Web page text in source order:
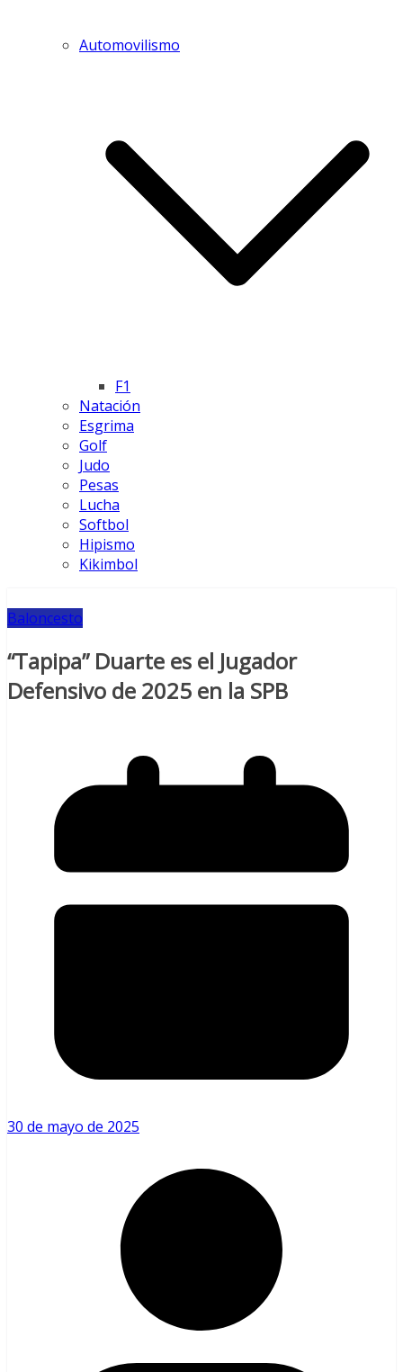
Automovilismo
F1
Natación
Esgrima
Golf
Judo
Pesas
Lucha
Softbol
Hipismo
Kikimbol
Baloncesto
“Tapipa” Duarte es el Jugador
Defensivo de 2025 en la SPB
30 de mayo de 2025